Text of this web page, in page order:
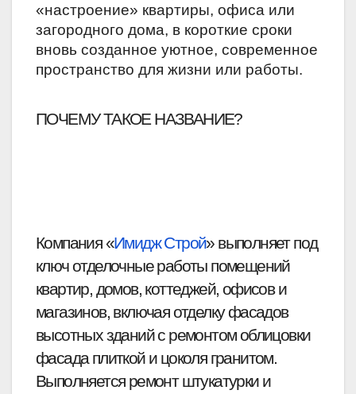
«настроение» квартиры, офиса или
загородного дома, в короткие сроки
вновь созданное уютное, современное
пространство для жизни или работы.
ПОЧЕМУ ТАКОЕ НАЗВАНИЕ?
Компания «Имидж Строй» выполняет под
ключ отделочные работы помещений
квартир, домов, коттеджей, офисов и
магазинов, включая отделку фасадов
высотных зданий с ремонтом облицовки
фасада плиткой и цоколя гранитом.
Выполняется ремонт штукатурки и